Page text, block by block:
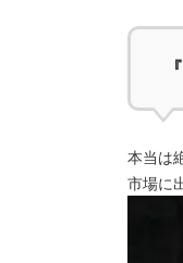
本当は
市場に